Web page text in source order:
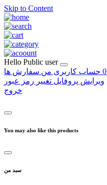
Skip to Content
Hello Public user
0 حساب کاربری من سفارش ها
ویرایش پروفایل تغییر رمز عبور
خروج
You may also like this products
سبد من